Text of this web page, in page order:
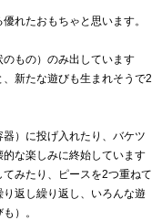
れたおもちゃと思います。
もの）のみ出しています
新たな遊びも生まれそうで2
）に投げ入れたり、バケツ
な楽しみに終始しています
みたり、ピースを2つ重ねて
返し繰り返し、いろんな遊
）。